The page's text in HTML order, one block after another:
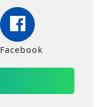
Facebook